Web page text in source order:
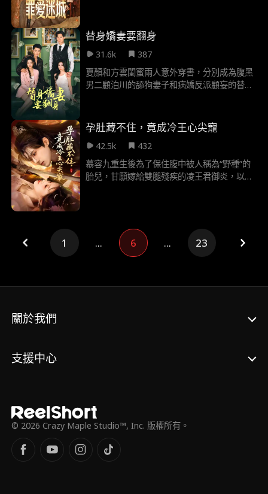
幕後黑手掌控著。隨著時間的推移，石中宇慢
慢察覺到了端倪，他便開始深入調查。可怎麼
也沒想到，最後的真相，卻是讓他石破天驚般
的驚詫。面對親情與愛情，陰謀與慾望。石中
宇開始了絕地反擊……
替身嬌妻要翻身
31.6k
387
夏顏和方雲閨蜜兩人意外穿書，分別成為腹黑
男二顧泊川的舔狗妻子和病嬌反派顧妄的替身
霍錢財。三年後，白月光女主沈綿綿歸來，打
破了她們平靜的“摸魚”生活。為避免被捲入原
著劇情的悲劇中， 兩人決定通過“死遁”逃離江
城。可她們不知道，顧泊川在方雲“死後”陷入
悔恨與瘋狂，而顧妄也因夏顏的“離世”近乎崩
的情感與命運也發生了巨大轉變 。
孕肚藏不住，竟成冷王心尖寵
42.5k
432
慕容九重生後為了保住腹中被人稱為“野種”的
胎兒，甘願嫁給雙腿殘疾的凌王君御炎，以助
夕相處的殘王。
1 ... 6 ... 23
關於我們
支援中心
© 2026 Crazy Maple Studio™, Inc. 版權所有。